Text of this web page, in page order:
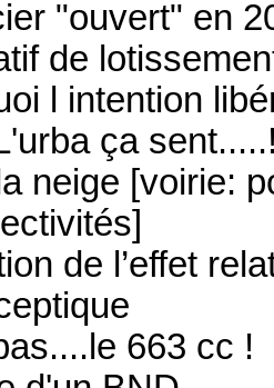
"ouvert" en
de
l intention
ça
neige [voirie:
de l’effet
663 cc !